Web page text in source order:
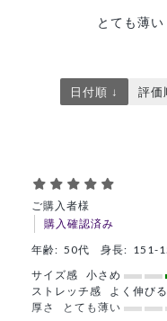
とても薄い
日付順 ↓ 評価
ご購入者様
購入確認済み
年齢: 50代 身長: 151-
サイズ感
小さめ
ストレッチ感
よく伸びる
厚さ
とても薄い